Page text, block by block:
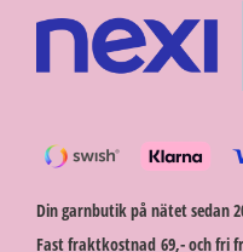
Din garnbutik på nätet sedan
Fast fraktkostnad 69,- och fri